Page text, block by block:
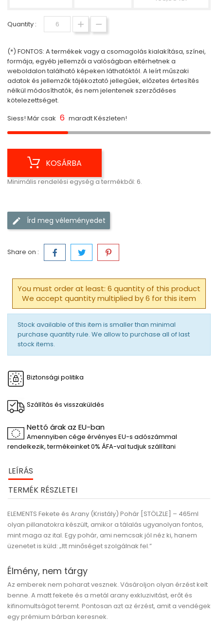
Quantity :
(*) FONTOS: A termékek vagy a csomagolás kialakítása, színei,
formája, egyéb jellemzői a valóságban eltérhetnek a
weboldalon található képeken láthatóktól. A leírt műszaki
adatok és jellemzők tájékoztató jellegűek, előzetes értesítés
nélkül módosíthatók, és nem jelentenek szerződéses
kötelezettséget.
Siess! Már csak 6 maradt Készleten!
KOSÁRBA
Minimális rendelési egység a termékből: 6.
Írd meg véleményedet
Share on :
You must order at least: 6 quantity of this product
We accept quantity multiplied by 6 for this item
Stock available of this item is smaller than minimal
purchase quantity rule. We allow to purchase all of last
stock items.
Biztonsági politika
Szállítás és visszaküldés
Nettó árak az EU-ban
Amennyiben cége érvényes EU-s adószámmal
rendelkezik, termékeinket 0% ÁFA-val tudjuk szállítani
LEÍRÁS
TERMÉK RÉSZLETEI
ELEMENTS Fekete és Arany (Kristály) Pohár [STÖLZLE] – 465ml
olyan pillanatokra készült, amikor a tálalás ugyanolyan fontos,
mint maga az ital. Egy pohár, ami nemcsak jól néz ki, hanem
üzenetet is küld: „Itt minőséget szolgálnak fel.”
Élmény, nem tárgy
Az emberek nem poharat vesznek. Vásároljon olyan érzést kelt
benne. A matt fekete és a metál arany exkluzivitást, erőt és
kifinomultságot teremt. Pontosan azt az érzést, amit a vendégek
egy prémium bárban keresnek.